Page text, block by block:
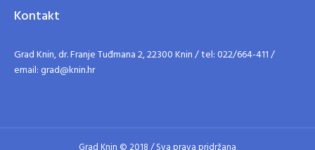
Kontakt
Grad Knin, dr. Franje Tuđmana 2, 22300 Knin / tel: 022/664-411 /
email: grad@knin.hr